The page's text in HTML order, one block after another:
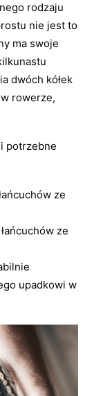
rodzaju
nie jest to
ma swoje
dwóch kółek
rowerze,
potrzebne
ze
ze
upadkowi w